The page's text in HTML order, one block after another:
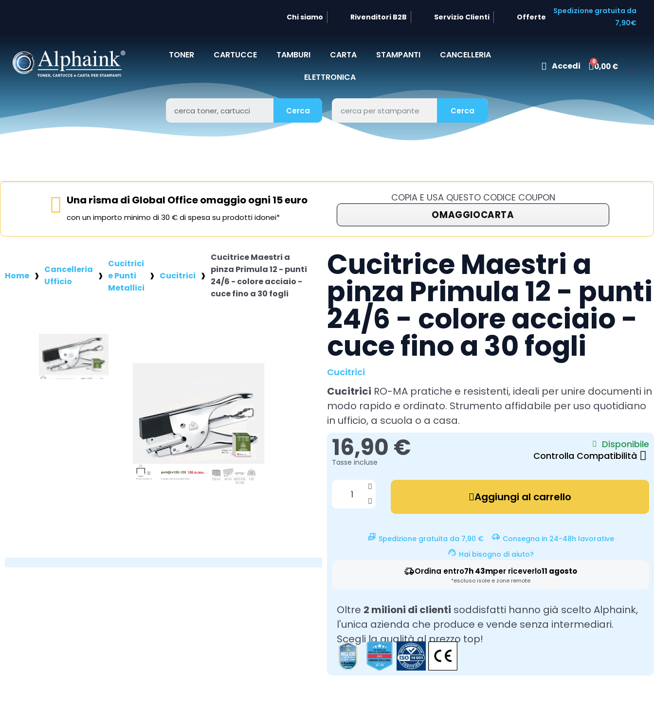
Chi siamo Rivenditori B2B Servizio Clienti Offerte
Spedizione gratuita da
7,90€
TONER CARTUCCE TAMBURI CARTA STAMPANTI
CANCELLERIA
ELETTRONICA
Accedi 0,00 €
Cerca Cerca
Una risma di Global Office omaggio ogni 15 euro
con un importo minimo di 30 € di spesa su prodotti idonei*
COPIA E USA QUESTO CODICE COUPON
OMAGGIOCARTA
Home
Cancelleria
Ufficio
Cucitrici
e Punti
Metallici
Cucitrici
Cucitrice Maestri a
pinza Primula 12 - punti
24/6 - colore acciaio -
cuce fino a 30 fogli
Cucitrice Maestri a
pinza Primula 12 - punti
24/6 - colore acciaio -
cuce fino a 30 fogli
Cucitrici
Cucitrici RO-MA pratiche e resistenti, ideali per unire documenti in
modo rapido e ordinato. Strumento affidabile per uso quotidiano
in ufficio, a scuola o a casa.
16,90 €
Tasse incluse
Disponibile
Controlla Compatibilità
Aggiungi al carrello
Spedizione gratuita da 7,90 €
Consegna in 24-48h lavorative
Hai bisogno di aiuto?
Ordina entro7h 43mper riceverlo11 agosto
*escluso isole e zone remote
Oltre 2 milioni di clienti soddisfatti hanno già scelto Alphaink,
l'unica azienda che produce e vende senza intermediari.
Scegli la qualità al prezzo top!